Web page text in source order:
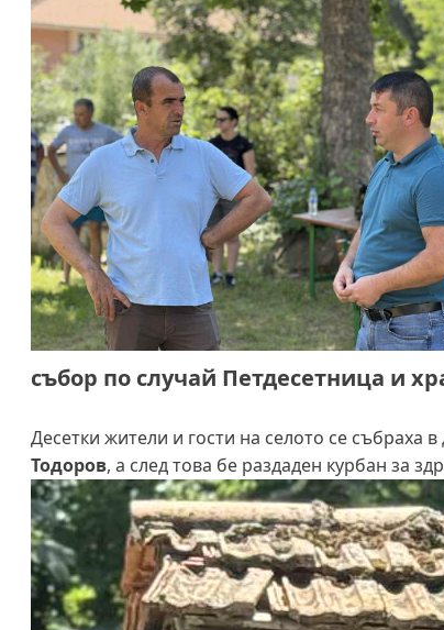
събор по случай Петдесетница и
Десетки жители и гости на селото се събраха
Тодоров, а след това бе раздаден курбан за